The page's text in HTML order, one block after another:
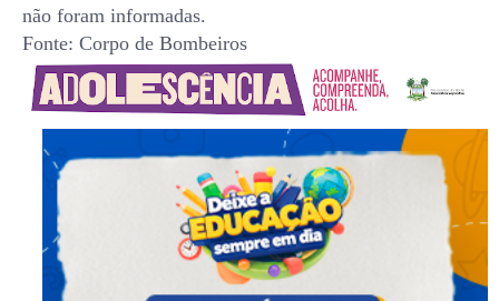
não foram informadas.
Fonte: Corpo de Bombeiros